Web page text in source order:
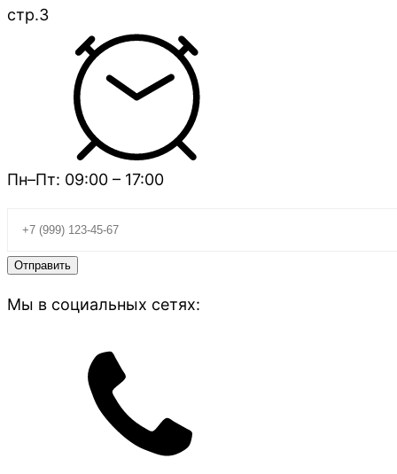
стр.3
Пн–Пт: 09:00 – 17:00
Мы в социальных сетях: